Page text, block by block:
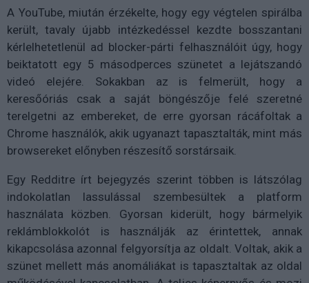
A YouTube, miután érzékelte, hogy egy végtelen spirálba
került, tavaly újabb intézkedéssel kezdte bosszantani
kérlelhetetlenül ad blocker-párti felhasználóit úgy, hogy
beiktatott egy 5 másodperces szünetet a lejátszandó
videó elejére. Sokakban az is felmerült, hogy a
keresőóriás csak a saját böngészője felé szeretné
terelgetni az embereket, de erre gyorsan rácáfoltak a
Chrome használók, akik ugyanazt tapasztalták, mint más
browsereket előnyben részesítő sorstársaik.
Egy Redditre írt bejegyzés szerint többen is látszólag
indokolatlan lassulással szembesültek a platform
használata közben. Gyorsan kiderült, hogy bármelyik
reklámblokkolót is használják az érintettek, annak
kikapcsolása azonnal felgyorsítja az oldalt. Voltak, akik a
szünet mellett más anomáliákat is tapasztaltak az oldal